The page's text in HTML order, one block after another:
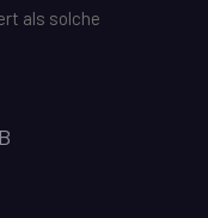
als solche